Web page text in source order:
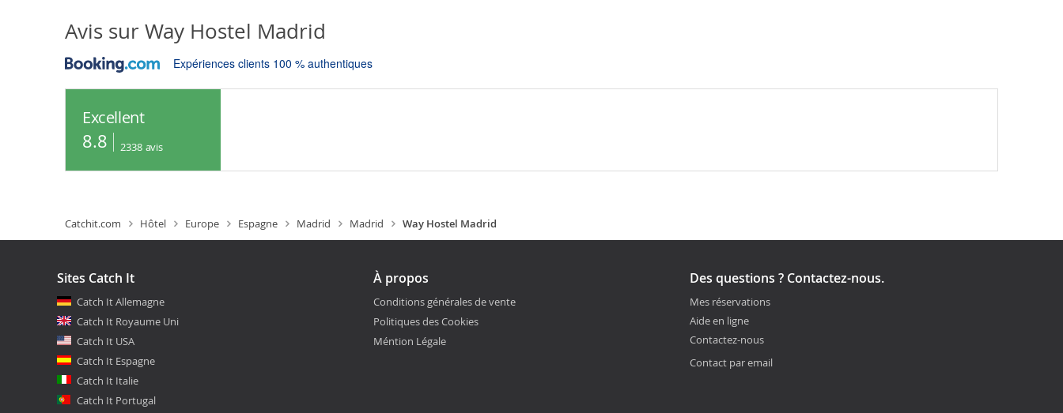
Avis sur Way Hostel Madrid
Expériences clients 100 % authentiques
Excellent
8.8 2338 avis
Catchit.com Hôtel Europe Espagne Madrid Madrid Way Hostel Madrid
Sites Catch It
Catch It Allemagne
Catch It Royaume Uni
Catch It USA
Catch It Espagne
Catch It Italie
Catch It Portugal
À propos
Conditions générales de vente
Politiques des Cookies
Méntion Légale
Des questions ? Contactez-nous.
Mes réservations
Aide en ligne
Contactez-nous
Contact par email